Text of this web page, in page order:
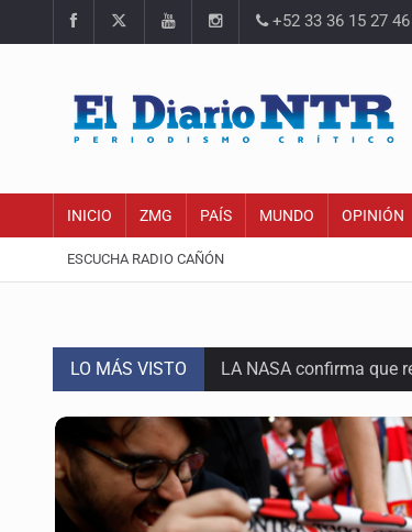
+52 33 36 15 27 46
INICIO ZMG PAÍS MUNDO OPINIÓN
ESCUCHA RADIO CAÑÓN
LO MÁS VISTO LA NASA confirma que
'Nadie nos va a
México golea a
Casa Blanca niega